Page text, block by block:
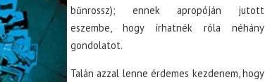
bűnrossz); ennek apropóján jutott
eszembe, hogy írhatnék róla néhány
gondolatot.
Talán azzal lenne érdemes kezdenem, hogy